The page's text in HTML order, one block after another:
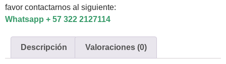
favor contactarnos al siguiente:
Whatsapp + 57 322 2127114
Descripción Valoraciones (0)